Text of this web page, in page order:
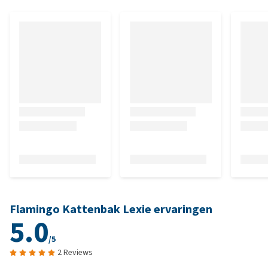
Flamingo Kattenbak Lexie ervaringen
5.0/5
2 Reviews